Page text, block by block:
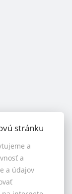
stránku
a
a
a údajov